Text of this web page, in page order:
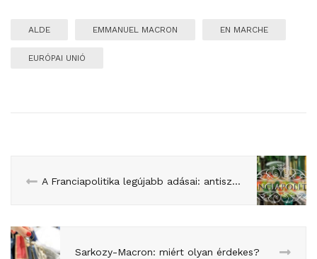
ALDE EMMANUEL MACRON EN MARCHE
EURÓPAI UNIÓ
A Franciapolitika legújabb adásai: antiszemitizmus, sárga mellényesek, és 2017 emlékei
Sarkozy-Macron: miért olyan érdekes?